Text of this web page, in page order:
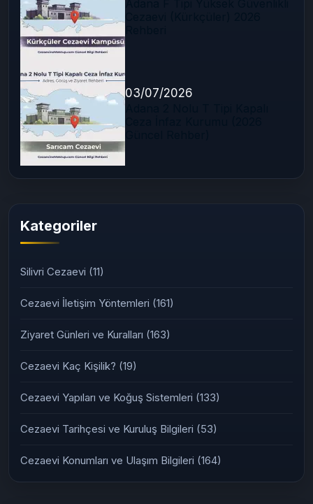
03/07/2026
Kategoriler
Silivri Cezaevi (11)
Cezaevi İletişim Yöntemleri (161)
Ziyaret Günleri ve Kuralları (163)
Cezaevi Kaç Kişilik? (19)
Cezaevi Yapıları ve Koğuş Sistemleri (133)
Cezaevi Tarihçesi ve Kuruluş Bilgileri (53)
Cezaevi Konumları ve Ulaşım Bilgileri (164)